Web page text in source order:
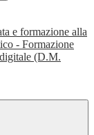
e formazione alla
- Formazione
(D.M.